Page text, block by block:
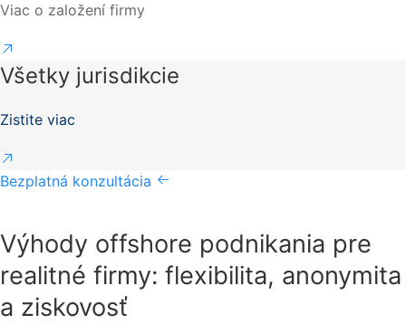
Viac o založení firmy
Všetky jurisdikcie
Zistite viac
Bezplatná konzultácia
Výhody offshore podnikania pre
realitné firmy: flexibilita, anonymita
a ziskovosť